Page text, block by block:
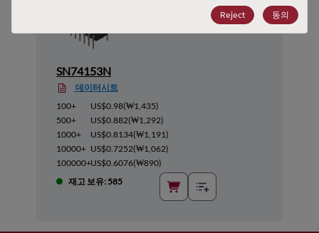
SN74153N
데이터시트
100+
US$0.98(₩1,435)
500+
US$0.882(₩1,292)
1000+
US$0.8134(₩1,191)
10000+ US$0.7252(₩1,062)
100000+US$0.6076(₩890)
재고 보유: 585
Reject 동의